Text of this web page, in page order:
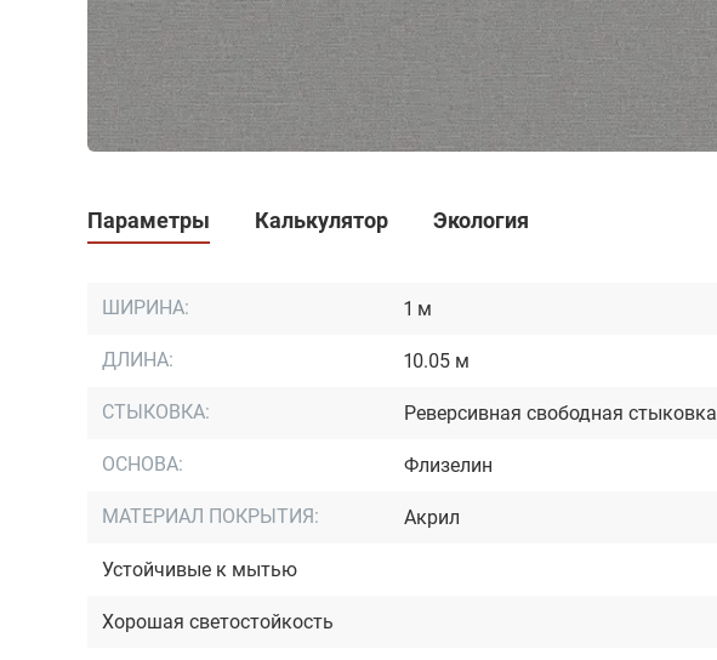
Параметры Калькулятор Экология
ШИРИНА: 1 м
ДЛИНА: 10.05 м
СТЫКОВКА: Реверсивная свободная стыковка
ОСНОВА: Флизелин
МАТЕРИАЛ ПОКРЫТИЯ: Акрил
Устойчивые к мытью
Хорошая светостойкость